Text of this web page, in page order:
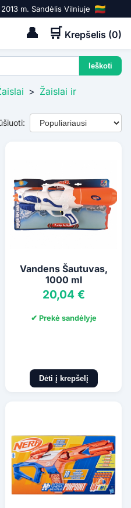
m. Sandėlis Vilniuje
👤 🛒 Krepšelis (0)
> Žaislai ir
Vandens Šautuvas,
1000 ml
20,04 €
✔ Prekė sandėlyje
Dėti į krepšelį